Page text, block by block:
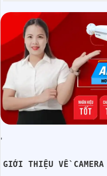
'
GIỚI THIỆU VỀ